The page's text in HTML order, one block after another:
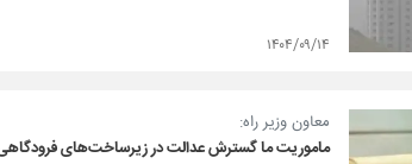
۱۴۰۴/۰۹/۱۴
معاون وزیر راه:
ماموریت ما گسترش عدالت در زیرساخت‌های